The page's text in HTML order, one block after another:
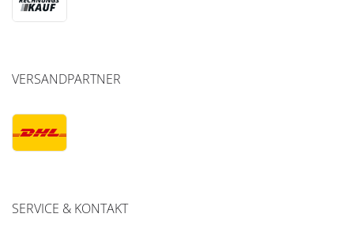
VERSANDPARTNER
SERVICE & KONTAKT